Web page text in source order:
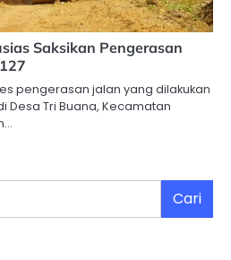
Saksikan Pengerasan
pengerasan jalan yang dilakukan
Desa Tri Buana, Kecamatan
Cari